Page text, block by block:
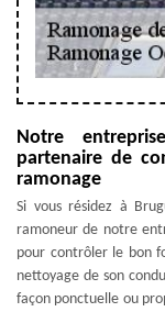
Notre
partenaire de
ramonage
Si vous résidez à
ramoneur de notre
pour contrôler le bon
nettoyage de son
façon ponctuelle ou